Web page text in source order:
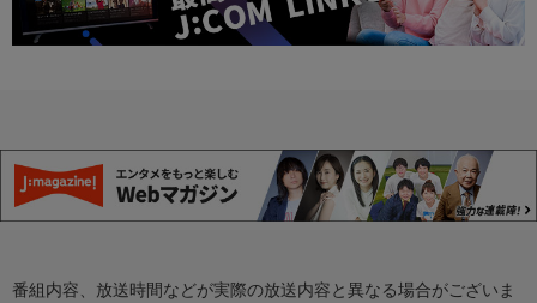
番組内容、放送時間などが実際の放送内容と異なる場合がございま